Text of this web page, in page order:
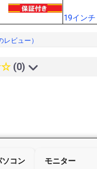
19インチ
レビュー）
(0)
コン モニター